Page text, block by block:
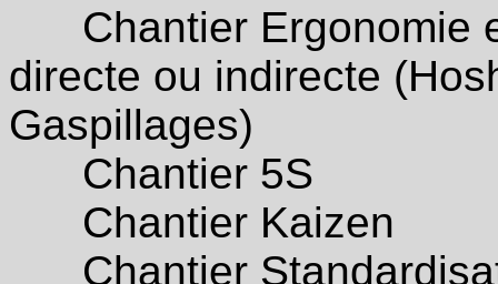
Chantier Ergonomie
directe ou indirecte
Gaspillages)
Chantier 5S
Chantier Kaizen
Chantier